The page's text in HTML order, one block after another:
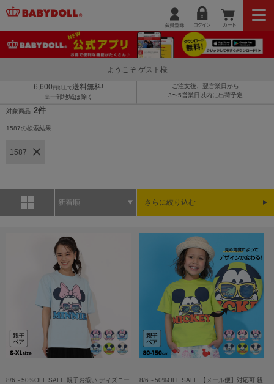
ようこそ ゲスト様
6,600 円以上で送料無料!
※一部地域は除く
ご注文後、翌営業日から
3〜5営業日以内に出荷予定
対象商品 2件
1587の検索結果
1587
新着順 さらに絞り込む
8/6～50%OFF SALE 親子お揃い ディズニー
8/6～50%OFF SALE 【メール便】対応可 親